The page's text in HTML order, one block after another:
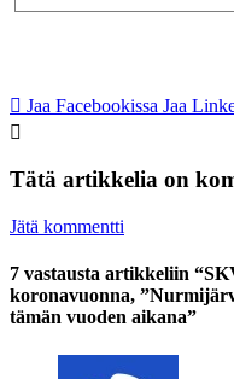
Jaa Facebookissa Jaa
Tätä artikkelia on
Jätä kommentti
7 vastausta artikkeliin
koronavuonna,
tämän vuoden aikana”